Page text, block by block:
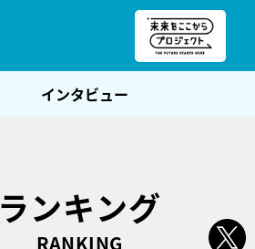
インタビュー
ランキング
RANKING